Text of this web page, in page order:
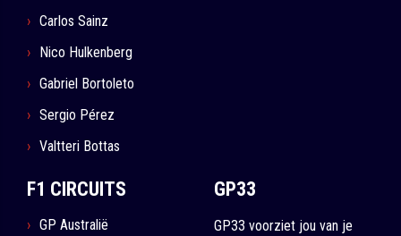
Carlos Sainz
Nico Hulkenberg
Gabriel Bortoleto
Sergio Pérez
Valtteri Bottas
F1 CIRCUITS
GP Australië
GP33
GP33 voorziet jou van je